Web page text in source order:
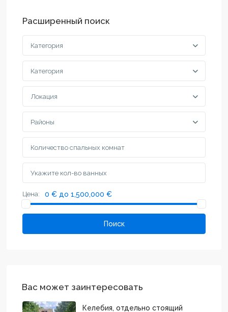
Расширенный поиск
Категория
Категория
Локация
Районы
Цена: 0 € до 1,500,000 €
Поиск
Вас может заинтересовать
Келебия, отдельно стоящий